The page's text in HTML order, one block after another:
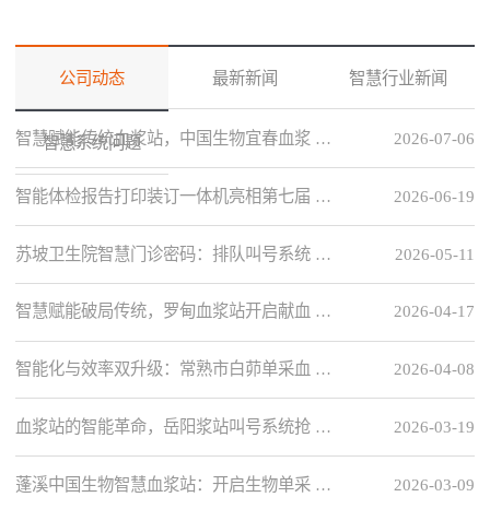
公司动态 最新新闻 智慧行业新闻
智慧系统问题 2026-07-06
智慧赋能传统血浆站，中国生物宜春血浆 …
2026-06-19
智能体检报告打印装订一体机亮相第七届 …
2026-05-11
苏坡卫生院智慧门诊密码：排队叫号系统 …
2026-04-17
智慧赋能破局传统，罗甸血浆站开启献血 …
2026-04-08
智能化与效率双升级：常熟市白茆单采血 …
2026-03-19
血浆站的智能革命，岳阳浆站叫号系统抢 …
2026-03-09
蓬溪中国生物智慧血浆站：开启生物单采 …